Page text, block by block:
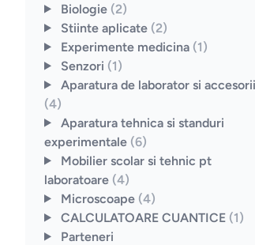
Biologie (2)
Stiinte aplicate (2)
Experimente medicina (1)
Senzori (1)
Aparatura de laborator si accesorii
(4)
Aparatura tehnica si standuri
experimentale (6)
Mobilier scolar si tehnic pt
laboratoare (4)
Microscoape (4)
CALCULATOARE CUANTICE (1)
Parteneri